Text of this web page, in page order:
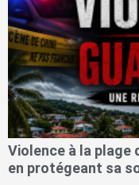
Violence à la plage
en protégeant sa